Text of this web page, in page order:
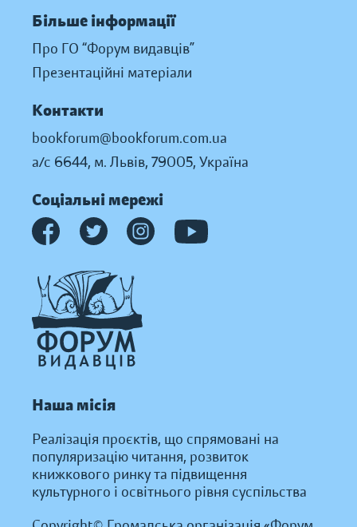
Більше інформації
Про ГО “Форум видавців”
Презентаційні матеріали
Контакти
bookforum@bookforum.com.ua
а/с 6644, м. Львів, 79005, Україна
Соціальні мережі
Наша місія
Реалізація проєктів, що спрямовані на
популяризацію читання, розвиток
книжкового ринку та підвищення
культурного і освітнього рівня суспільства